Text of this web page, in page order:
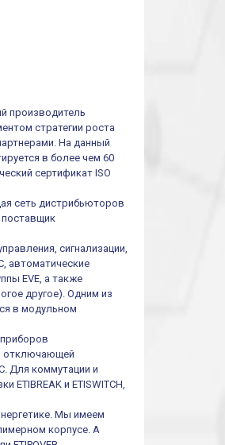
производитель
стратегии роста
На данный
в более чем 60
сертификат ISO
сеть дистрибьюторов
поставщик
сигнализации,
автоматические
EVE, а также
другое). Одним из
в модульном
отключающей
Для коммутации и
и ETISWITCH,
Мы имеем
корпусе. А